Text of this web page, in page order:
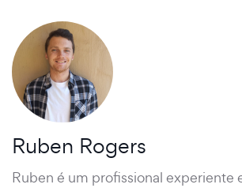
Ruben Rogers
Ruben é um profissional experiente